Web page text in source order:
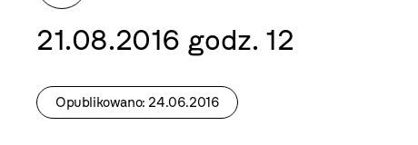
21.08.2016 godz. 12
Opublikowano: 24.06.2016